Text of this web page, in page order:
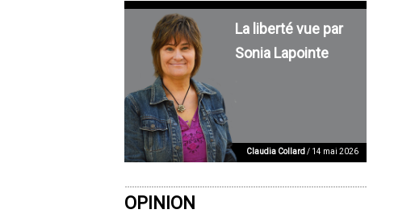
La liberté vue par
Sonia Lapointe
Claudia Collard/ 14 mai 2026
OPINION